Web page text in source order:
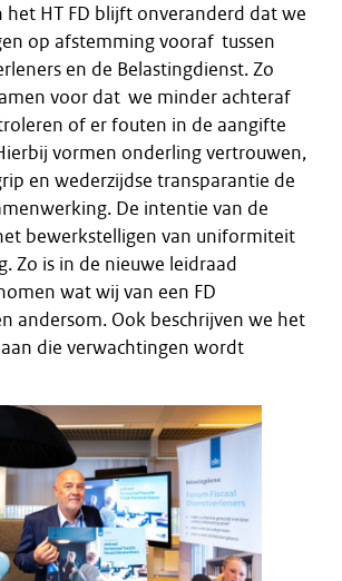
het HT FD blijft onveranderd dat we
op afstemming vooraf tussen
en de Belastingdienst. Zo
voor dat we minder achteraf
of er fouten in de aangifte
vormen onderling vertrouwen,
en wederzijdse transparantie de
De intentie van de
bewerkstelligen van uniformiteit
Zo is in de nieuwe leidraad
wat wij van een FD
andersom. Ook beschrijven we het
die verwachtingen wordt